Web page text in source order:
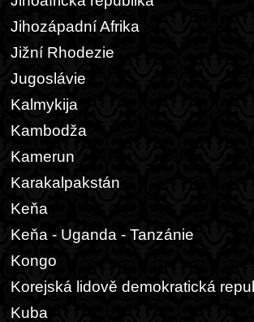
Jihozápadní Afrika
Jižní Rhodezie
Jugoslávie
Kalmykija
Kambodža
Kamerun
Karakalpakstán
Keňa
Keňa - Uganda - Tanzánie
Kongo
Korejská lidově demokratická
Kuba